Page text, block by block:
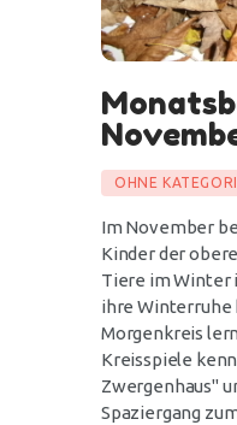
OHNE
Im November
Kinder der
Tiere im Winter
ihre Winterruhe
Morgenkreis
Kreisspiele
Zwergenhaus"
Spaziergang